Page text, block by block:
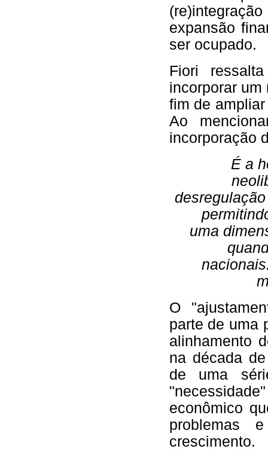
expansão
ser ocupado.
Fiori
incorporar
fim de
Ao
incorporação
É a
uma
O
parte de uma
alinhamento
na década
de uma
econômico
problemas
crescimento.